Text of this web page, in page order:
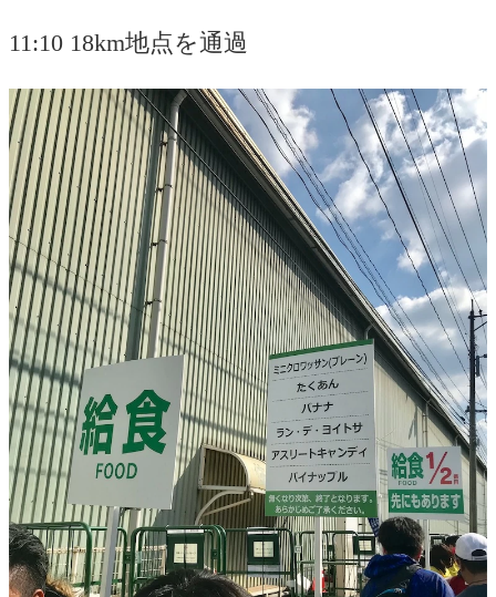
11:10 18km地点を通過